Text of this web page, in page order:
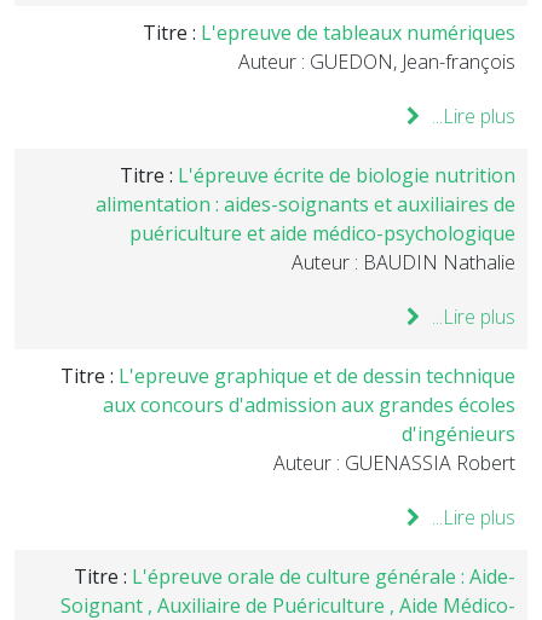
Titre : L'epreuve de tableaux numériques
Auteur : GUEDON, Jean-françois
Lire plus...
Titre : L'épreuve écrite de biologie nutrition
alimentation : aides-soignants et auxiliaires de
puériculture et aide médico-psychologique
Auteur : BAUDIN Nathalie
Lire plus...
Titre : L'epreuve graphique et de dessin technique
aux concours d'admission aux grandes écoles
d'ingénieurs
Auteur : GUENASSIA Robert
Lire plus...
Titre : L'épreuve orale de culture générale : Aide-
Soignant , Auxiliaire de Puériculture , Aide Médico-